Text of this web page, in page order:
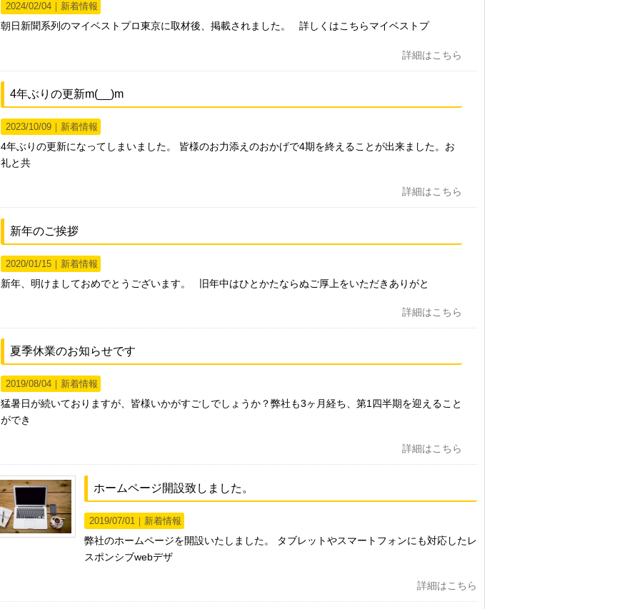
2024/02/04｜ 新着情報
朝日新聞系列のマイベストプロ東京に取材後、掲載されました。 詳しくはこちらマイベストプ
詳細はこちら
4年ぶりの更新m(__)m
2023/10/09｜ 新着情報
4年ぶりの更新になってしまいました。 皆様のお力添えのおかげで4期を終えることが出来ました。お
礼と共
詳細はこちら
新年のご挨拶
2020/01/15｜ 新着情報
新年、明けましておめでとうございます。 旧年中はひとかたならぬご厚上をいただきありがと
詳細はこちら
夏季休業のお知らせです
2019/08/04｜ 新着情報
猛暑日が続いておりますが、皆様いかがすごしでしょうか？弊社も3ヶ月経ち、第1四半期を迎えること
ができ
詳細はこちら
ホームページ開設致しました。
2019/07/01｜ 新着情報
弊社のホームページを開設いたしました。 タブレットやスマートフォンにも対応したレ
スポンシブwebデザ
詳細はこちら